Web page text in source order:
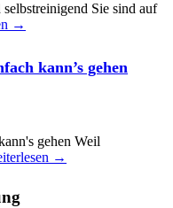
Sie sind auf
→
kann’s gehen
gehen Weil
→